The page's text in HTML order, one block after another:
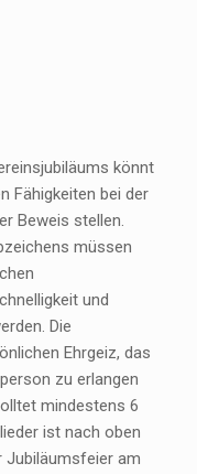
könnt
Fähigkeiten bei der
Beweis stellen.
müssen
und
Die
Ehrgeiz, das
zu erlangen
mindestens 6
ist nach oben
Jubiläumsfeier am